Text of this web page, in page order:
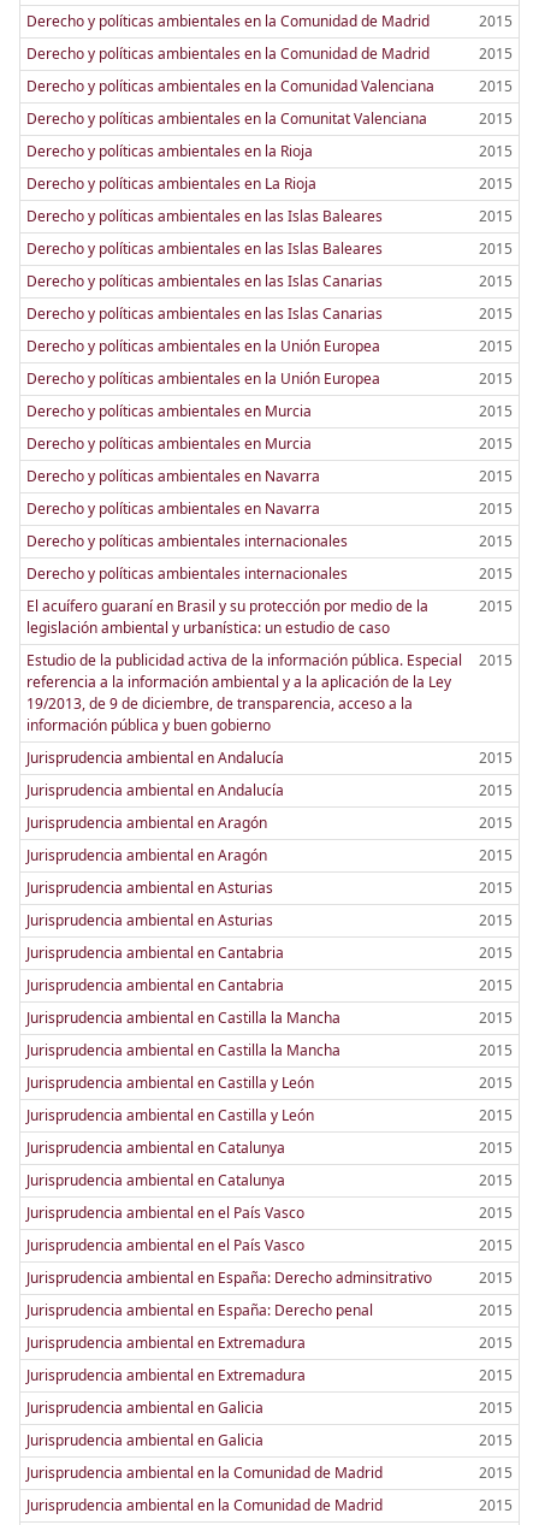
Derecho y políticas ambientales en la Comunidad de Madrid
2015
Derecho y políticas ambientales en la Comunidad de Madrid
2015
Derecho y políticas ambientales en la Comunidad Valenciana
2015
Derecho y políticas ambientales en la Comunitat Valenciana
2015
Derecho y políticas ambientales en la Rioja
2015
Derecho y políticas ambientales en La Rioja
2015
Derecho y políticas ambientales en las Islas Baleares
2015
Derecho y políticas ambientales en las Islas Baleares
2015
Derecho y políticas ambientales en las Islas Canarias
2015
Derecho y políticas ambientales en las Islas Canarias
2015
Derecho y políticas ambientales en la Unión Europea
2015
Derecho y políticas ambientales en la Unión Europea
2015
Derecho y políticas ambientales en Murcia
2015
Derecho y políticas ambientales en Murcia
2015
Derecho y políticas ambientales en Navarra
2015
Derecho y políticas ambientales en Navarra
2015
Derecho y políticas ambientales internacionales
2015
Derecho y políticas ambientales internacionales
2015
El acuífero guaraní en Brasil y su protección por medio de la
legislación ambiental y urbanística: un estudio de caso
2015
Estudio de la publicidad activa de la información pública. Especial
referencia a la información ambiental y a la aplicación de la Ley
19/2013, de 9 de diciembre, de transparencia, acceso a la
información pública y buen gobierno
2015
Jurisprudencia ambiental en Andalucía
2015
Jurisprudencia ambiental en Andalucía
2015
Jurisprudencia ambiental en Aragón
2015
Jurisprudencia ambiental en Aragón
2015
Jurisprudencia ambiental en Asturias
2015
Jurisprudencia ambiental en Asturias
2015
Jurisprudencia ambiental en Cantabria
2015
Jurisprudencia ambiental en Cantabria
2015
Jurisprudencia ambiental en Castilla la Mancha
2015
Jurisprudencia ambiental en Castilla la Mancha
2015
Jurisprudencia ambiental en Castilla y León
2015
Jurisprudencia ambiental en Castilla y León
2015
Jurisprudencia ambiental en Catalunya
2015
Jurisprudencia ambiental en Catalunya
2015
Jurisprudencia ambiental en el País Vasco
2015
Jurisprudencia ambiental en el País Vasco
2015
Jurisprudencia ambiental en España: Derecho adminsitrativo
2015
Jurisprudencia ambiental en España: Derecho penal
2015
Jurisprudencia ambiental en Extremadura
2015
Jurisprudencia ambiental en Extremadura
2015
Jurisprudencia ambiental en Galicia
2015
Jurisprudencia ambiental en Galicia
2015
Jurisprudencia ambiental en la Comunidad de Madrid
2015
Jurisprudencia ambiental en la Comunidad de Madrid
2015